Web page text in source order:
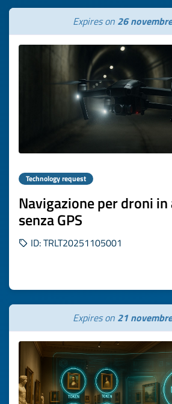
Expires on 26
Technology request
Navigazione per droni
senza GPS
ID: TRLT20251105001
Expires on 21